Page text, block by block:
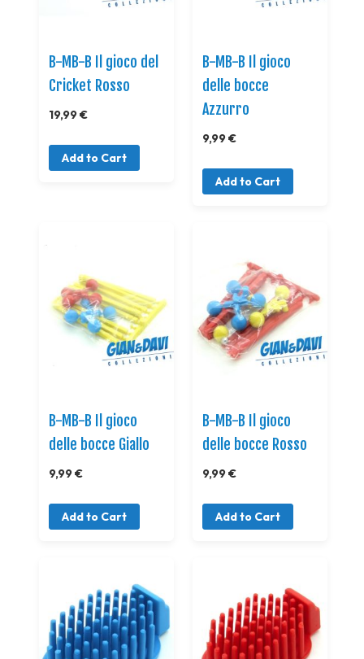
B-MB-B Il gioco del
Cricket Rosso
19,99 €
Add to Cart
B-MB-B Il gioco
delle bocce
Azzurro
9,99 €
Add to Cart
B-MB-B Il gioco
delle bocce Giallo
9,99 €
Add to Cart
B-MB-B Il gioco
delle bocce Rosso
9,99 €
Add to Cart